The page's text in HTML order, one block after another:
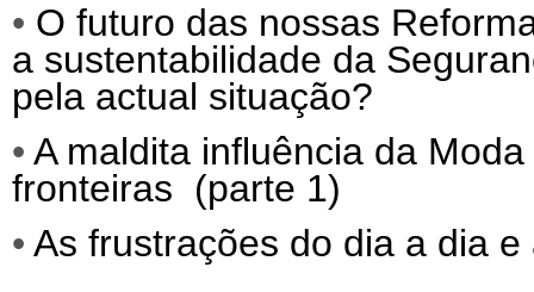
• O futuro das nossas
a sustentabilidade da
pela actual situação?
• A maldita influência da
fronteiras (parte 1)
• As frustrações do dia a dia